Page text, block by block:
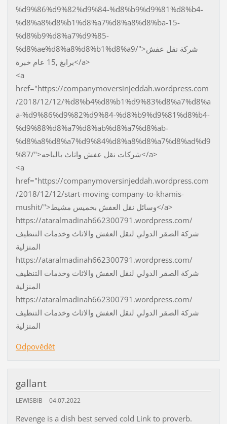
%d9%86%d9%82%d9%84-%d8%b9%d9%81%d8%b4-
%d8%a8%d8%b1%d8%a7%d8%a8%d8%ba-15-
%d8%b9%d8%a7%d9%85-
%d8%ae%d8%a8%d8%b1%d8%a9/">شركة نقل عفش
برابغ ,15 عام خبرة</a>
<a
href="https://companymoversinjeddah.wordpress.com
/2018/12/12/%d8%b4%d8%b1%d9%83%d8%a7%d8%a
a-%d9%86%d9%82%d9%84-%d8%b9%d9%81%d8%b4-
%d9%88%d8%a7%d8%ab%d8%a7%d8%ab-
%d8%a8%d8%a7%d9%84%d8%a8%d8%a7%d8%ad%d9
%87/">شركات نقل عفش واثاث بالباحه</a>
<a
href="https://companymoversinjeddah.wordpress.com
/2018/12/12/start-moving-company-to-khamis-
mushit/">وسائل نقل العفش بخميس مشيط</a>
https://ataralmadinah662300791.wordpress.com/
شركة الصقر الدولي لنقل العفش والاثاث وخدمات التنظيف
المنزلية
https://ataralmadinah662300791.wordpress.com/
شركة الصقر الدولي لنقل العفش والاثاث وخدمات التنظيف
المنزلية
https://ataralmadinah662300791.wordpress.com/
شركة الصقر الدولي لنقل العفش والاثاث وخدمات التنظيف
المنزلية
Odpovědět
gallant
LEWISBIB 04.07.2022
Revenge is a dish best served cold Link to proverb.